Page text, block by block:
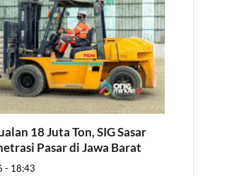
18 Juta Ton, SIG Sasar
Pasar di Jawa Barat
- 18:43